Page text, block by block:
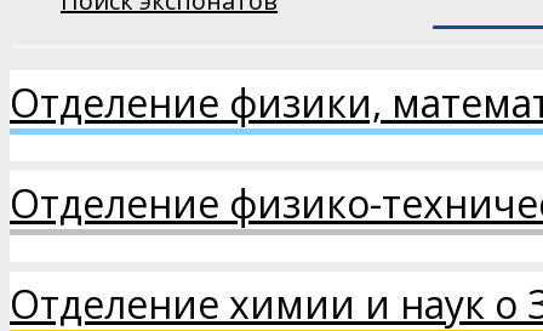
Отделение физики,
Отделение физико-
Отделение химии и наук о